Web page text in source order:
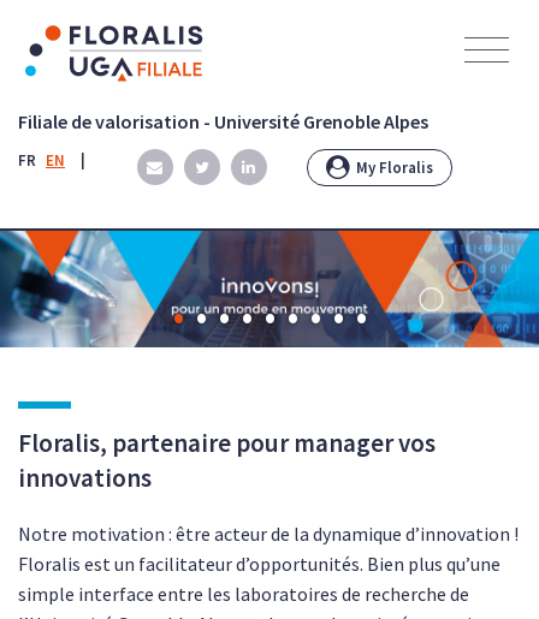
Filiale de valorisation - Université Grenoble Alpes
FR EN My Floralis
• • • • • • • • •
Floralis, partenaire pour manager vos
innovations
Notre motivation : être acteur de la dynamique d’innovation !
Floralis est un facilitateur d’opportunités. Bien plus qu’une
simple interface entre les laboratoires de recherche de